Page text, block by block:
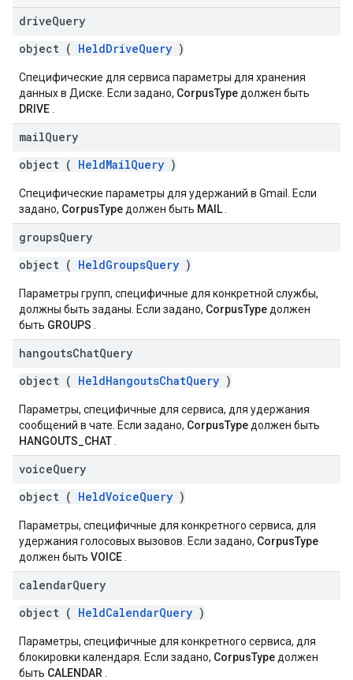
driveQuery
object ( HeldDriveQuery )
Специфические для сервиса параметры для хранения
данных в Диске. Если задано, CorpusType должен быть
DRIVE
mailQuery
object ( HeldMailQuery )
Специфические параметры для удержаний в Gmail. Если
задано, CorpusType должен быть MAIL
groupsQuery
object ( HeldGroupsQuery )
Параметры групп, специфичные для конкретной службы,
должны быть заданы. Если задано, CorpusType должен
быть GROUPS
hangoutsChatQuery
object ( HeldHangoutsChatQuery )
Параметры, специфичные для сервиса, для удержания
сообщений в чате. Если задано, CorpusType должен быть
HANGOUTS_CHAT
voiceQuery
object ( HeldVoiceQuery )
Параметры, специфичные для конкретного сервиса, для
удержания голосовых вызовов. Если задано, CorpusType
должен быть VOICE
calendarQuery
object ( HeldCalendarQuery )
Параметры, специфичные для конкретного сервиса, для
блокировки календаря. Если задано, CorpusType должен
быть CALENDAR